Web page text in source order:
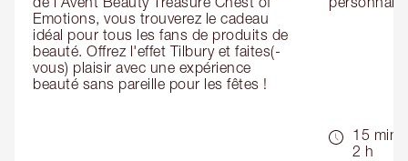
Emotions, vous trouverez le cadeau
idéal pour tous les fans de produits de
beauté. Offrez l'effet Tilbury et faites(-
vous) plaisir avec une expérience
beauté sans pareille pour les fêtes !
15 min -
2 h